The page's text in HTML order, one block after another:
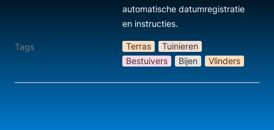
automatische datumregistratie
en instructies.
Tags Terras
Tuinieren
Bestuivers
Bijen Vlinders